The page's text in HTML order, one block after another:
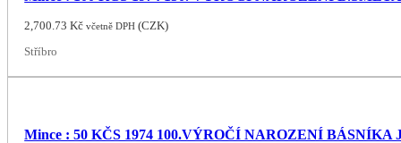
2,700.73Kč včetně DPH (CZK)
Stříbro
Mince : 50 KČS 1974 100.VÝROČÍ NAROZENÍ BÁSNÍKA